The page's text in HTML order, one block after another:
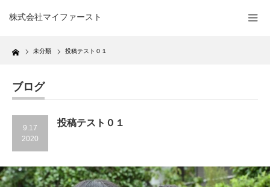
株式会社マイファースト
Home 未分類 投稿テスト０１
ブログ
9.17
2020
投稿テスト０１